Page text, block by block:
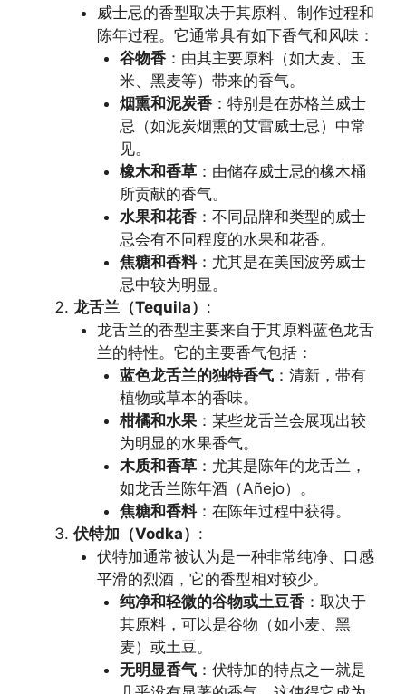
威士忌的香型取决于其原料、制作过程和
陈年过程。它通常具有如下香气和风味：
谷物香 ：由其主要原料（如大麦、玉
米、黑麦等）带来的香气。
烟熏和泥炭香 ：特别是在苏格兰威士
忌（如泥炭烟熏的艾雷威士忌）中常
见。
橡木和香草 ：由储存威士忌的橡木桶
所贡献的香气。
水果和花香 ：不同品牌和类型的威士
忌会有不同程度的水果和花香。
焦糖和香料：尤其是在美国波旁威士
忌中较为明显。
龙舌兰（Tequila） :
龙舌兰的香型主要来自于其原料蓝色龙舌
兰的特性。它的主要香气包括：
蓝色龙舌兰的独特香气 ：清新，带有
植物或草本的香味。
柑橘和水果 ：某些龙舌兰会展现出较
为明显的水果香气。
木质和香草 ：尤其是陈年的龙舌兰，
如龙舌兰陈年酒（Añejo）。
焦糖和香料：在陈年过程中获得。
伏特加（Vodka） :
伏特加通常被认为是一种非常纯净、口感
平滑的烈酒，它的香型相对较少。
纯净和轻微的谷物或土豆香 ：取决于
其原料，可以是谷物（如小麦、黑
麦）或土豆。
无明显香气 ：伏特加的特点之一就是